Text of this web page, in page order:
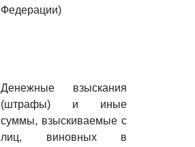
Федерации)
Денежные взыскания
(штрафы) и иные
суммы, взыскиваемые с
лиц, виновных в